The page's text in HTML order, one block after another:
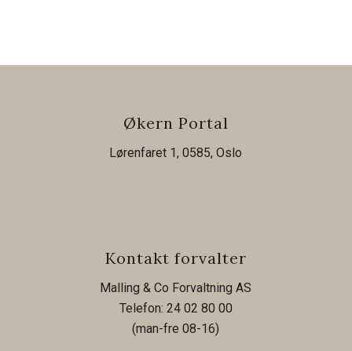
Økern Portal
Lørenfaret 1, 0585, Oslo
Kontakt forvalter
Malling & Co Forvaltning AS
Telefon: 24 02 80 00
(man-fre 08-16)